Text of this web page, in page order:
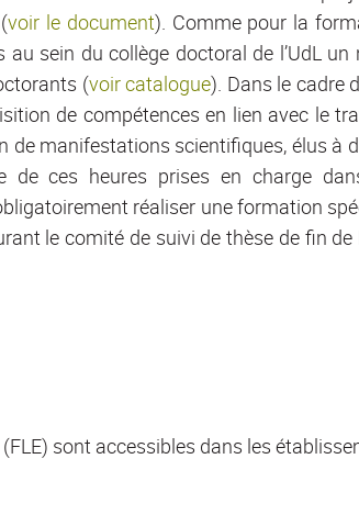
voir le document). Comme pour la
sein du collège doctoral de l’UdL
(voir catalogue). Dans le cadre
de compétences en lien avec le
manifestations scientifiques, élus à
de ces heures prises en charge
réaliser une formation
le comité de suivi de thèse de fin
sont accessibles dans les